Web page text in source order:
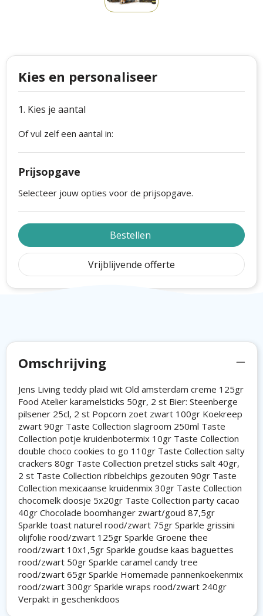
Craft
Thule
Case Logic
Mepal
Parker
Stanley
Kerstspellen
Kersttassen
kerstkaarsen
Kies en personaliseer
1. Kies je aantal
Of vul zelf een aantal in:
Prijsopgave
Selecteer jouw opties voor de prijsopgave.
Bestellen
Vrijblijvende offerte
Omschrijving
Jens Living teddy plaid wit Old amsterdam creme 125gr
Food Atelier karamelsticks 50gr, 2 st Bier: Steenberge
pilsener 25cl, 2 st Popcorn zoet zwart 100gr Koekreep
zwart 90gr Taste Collection slagroom 250ml Taste
Collection potje kruidenbotermix 10gr Taste Collection
double choco cookies to go 110gr Taste Collection salty
crackers 80gr Taste Collection pretzel sticks salt 40gr,
2 st Taste Collection ribbelchips gezouten 90gr Taste
Collection mexicaanse kruidenmix 30gr Taste Collection
chocomelk doosje 5x20gr Taste Collection party cacao
40gr Chocolade boomhanger zwart/goud 87,5gr
Sparkle toast naturel rood/zwart 75gr Sparkle grissini
olijfolie rood/zwart 125gr Sparkle Groene thee
rood/zwart 10x1,5gr Sparkle goudse kaas baguettes
rood/zwart 50gr Sparkle caramel candy tree
rood/zwart 65gr Sparkle Homemade pannenkoekenmix
rood/zwart 300gr Sparkle wraps rood/zwart 240gr
Verpakt in geschenkdoos